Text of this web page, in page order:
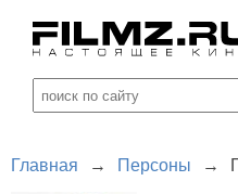
Главная → Персоны →